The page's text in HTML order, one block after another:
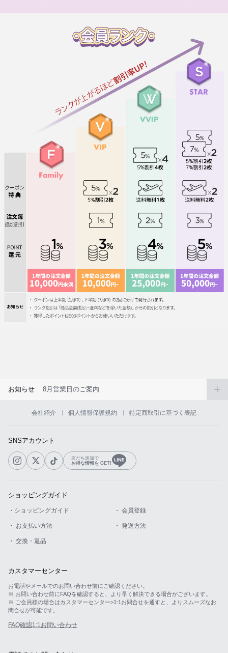
お知らせ 8月営業日のご案内
会社紹介 個人情報保護規約 特定商取引に基づく表記
SNSアカウント
友だち追加で
お得な情報を GET!
ショッピングガイド
・ショッピングガイド ・ 会員登録
・ お支払い方法 ・ 発送方法
・ 交換・返品
カスタマーセンター
お電話やメールでのお問い合わせ前にご確認ください。
※ お問い合わせ前にFAQを確認すると、より早く解決できる場合がございます。
※ ご会員様の場合はカスタマーセンター>1:1お問合せを通すと、よりスムーズなお
問合せが可能です。
FAQ確認1:1お問い合わせ